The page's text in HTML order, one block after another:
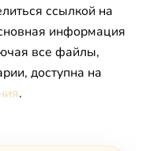
ссылкой на
информация
все файлы,
доступна на
.